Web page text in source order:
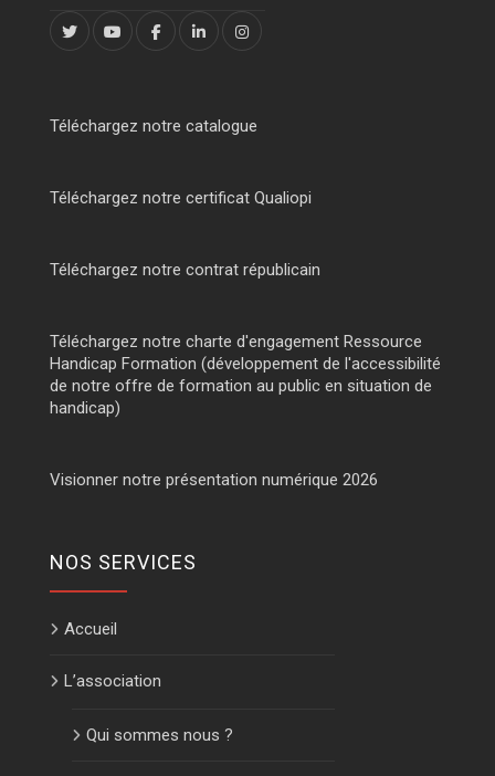
Téléchargez notre catalogue
Téléchargez notre certificat Qualiopi
Téléchargez notre contrat républicain
Téléchargez notre charte d'engagement Ressource
Handicap Formation (développement de l'accessibilité
de notre offre de formation au public en situation de
handicap)
Visionner notre présentation numérique 2026
NOS SERVICES
Accueil
L’association
Qui sommes nous ?